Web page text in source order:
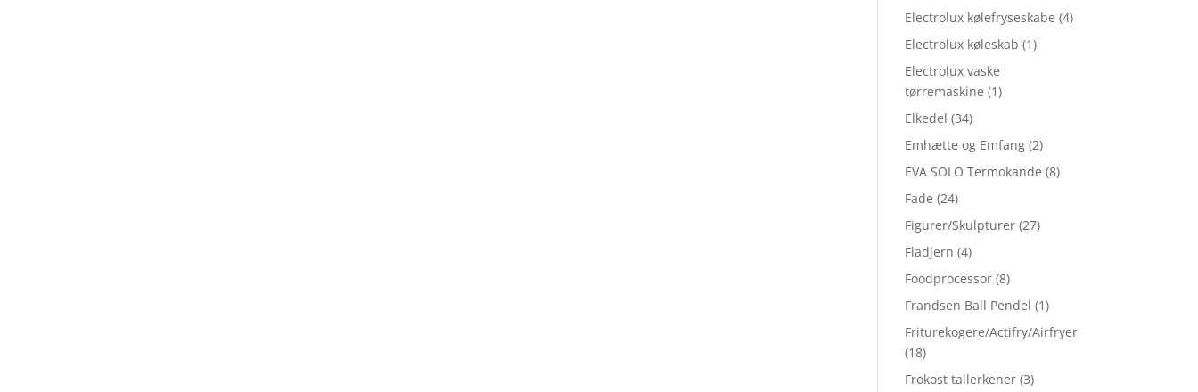
Electrolux kølefryseskabe (4)
Electrolux køleskab (1)
Electrolux vaske
tørremaskine (1)
Elkedel (34)
Emhætte og Emfang (2)
EVA SOLO Termokande (8)
Fade (24)
Figurer/Skulpturer (27)
Fladjern (4)
Foodprocessor (8)
Frandsen Ball Pendel (1)
Friturekogere/Actifry/Airfryer
(18)
Frokost tallerkener (3)